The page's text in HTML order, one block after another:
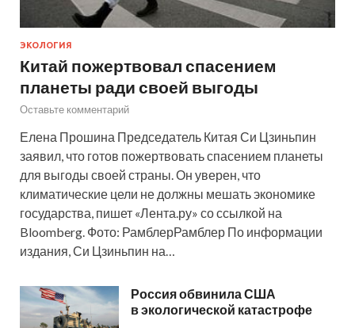
ЭКОЛОГИЯ
Китай пожертвовал спасением
планеты ради своей выгоды
Оставьте комментарий
Елена Прошина Председатель Китая Си Цзиньпин
заявил, что готов пожертвовать спасением планеты
для выгоды своей страны. Он уверен, что
климатические цели не должны мешать экономике
государства, пишет «Лента.ру» со ссылкой на
Bloomberg. Фото: РамблерРамблер По информации
издания, Си Цзиньпин на…
Россия обвинила США
в экологической катастрофе